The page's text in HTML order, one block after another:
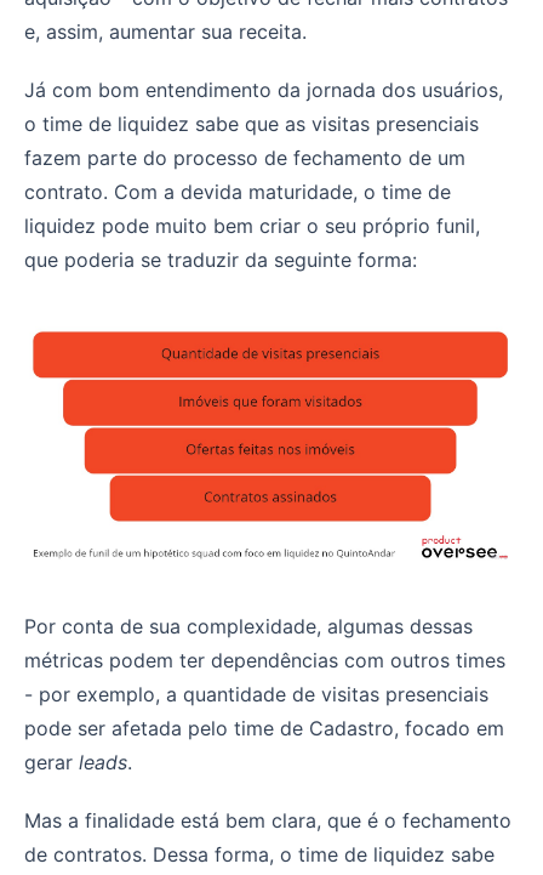
e, assim, aumentar sua receita.
Já com bom entendimento da jornada dos usuários,
o time de liquidez sabe que as visitas presenciais
fazem parte do processo de fechamento de um
contrato. Com a devida maturidade, o time de
liquidez pode muito bem criar o seu próprio funil,
que poderia se traduzir da seguinte forma:
Por conta de sua complexidade, algumas dessas
métricas podem ter dependências com outros times
- por exemplo, a quantidade de visitas presenciais
pode ser afetada pelo time de Cadastro, focado em
gerar leads.
Mas a finalidade está bem clara, que é o fechamento
de contratos. Dessa forma, o time de liquidez sabe